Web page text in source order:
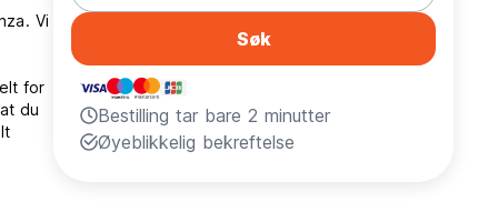
Vi
for
du
Søk
Bestilling tar bare 2 minutter
Øyeblikkelig bekreftelse